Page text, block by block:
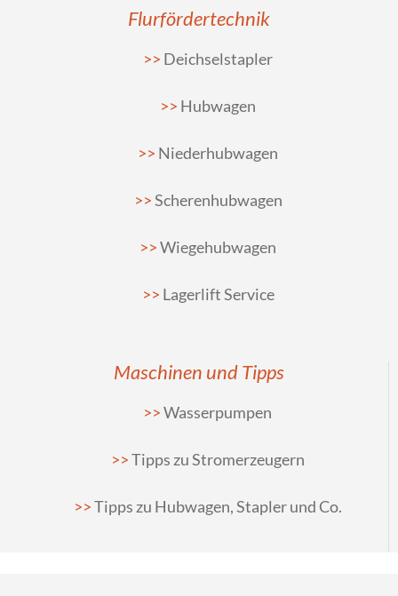
Flurfördertechnik
Deichselstapler
Hubwagen
Niederhubwagen
Scherenhubwagen
Wiegehubwagen
Lagerlift Service
Maschinen und Tipps
Wasserpumpen
Tipps zu Stromerzeugern
Tipps zu Hubwagen, Stapler und Co.